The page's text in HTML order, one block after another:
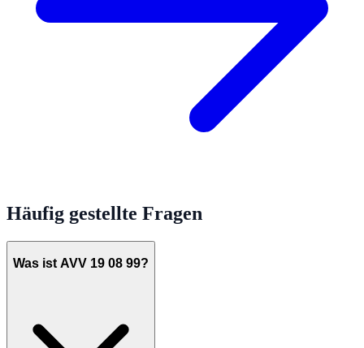
Häufig gestellte Fragen
Was ist AVV 19 08 99?